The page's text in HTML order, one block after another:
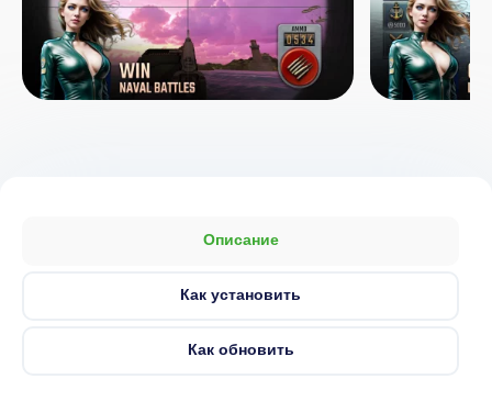
Описание
Как установить
Как обновить